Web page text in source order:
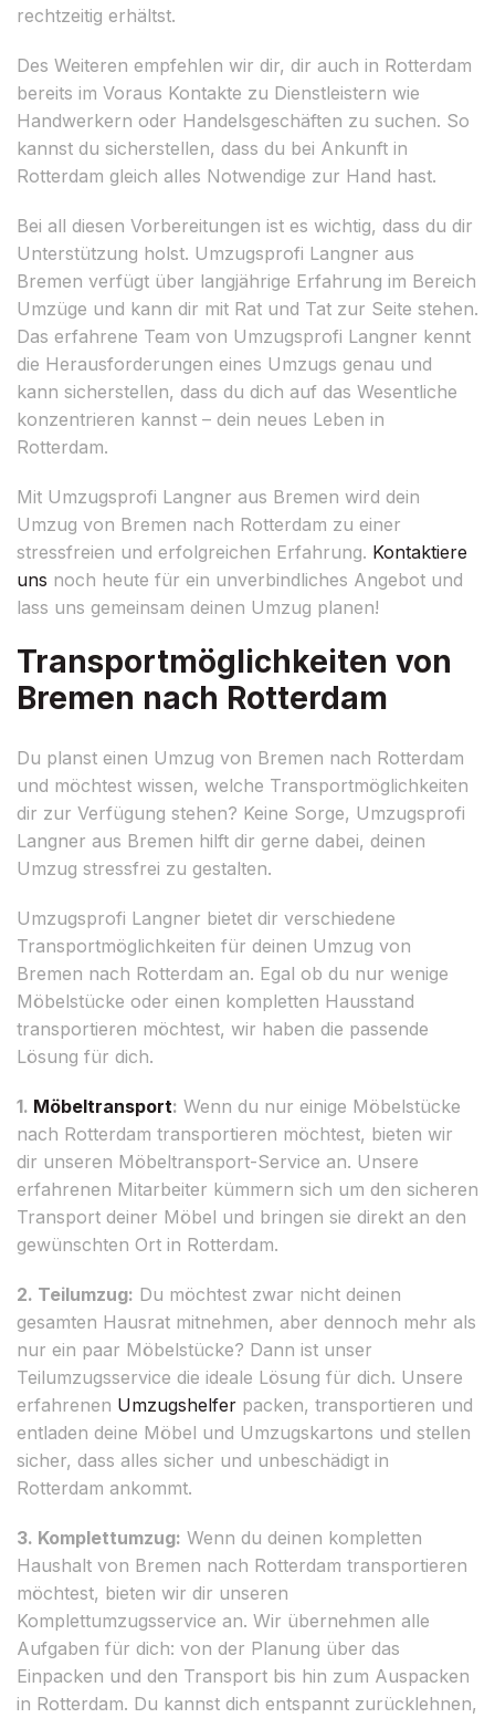
rechtzeitig erhältst.
Des Weiteren empfehlen wir dir, dir auch in Rotterdam
bereits im Voraus Kontakte zu Dienstleistern wie
Handwerkern oder Handelsgeschäften zu suchen. So
kannst du sicherstellen, dass du bei Ankunft in
Rotterdam gleich alles Notwendige zur Hand hast.
Bei all diesen Vorbereitungen ist es wichtig, dass du dir
Unterstützung holst. Umzugsprofi Langner aus
Bremen verfügt über langjährige Erfahrung im Bereich
Umzüge und kann dir mit Rat und Tat zur Seite stehen.
Das erfahrene Team von Umzugsprofi Langner kennt
die Herausforderungen eines Umzugs genau und
kann sicherstellen, dass du dich auf das Wesentliche
konzentrieren kannst – dein neues Leben in
Rotterdam.
Mit Umzugsprofi Langner aus Bremen wird dein
Umzug von Bremen nach Rotterdam zu einer
stressfreien und erfolgreichen Erfahrung. Kontaktiere
uns noch heute für ein unverbindliches Angebot und
lass uns gemeinsam deinen Umzug planen!
Transportmöglichkeiten von
Bremen nach Rotterdam
Du planst einen Umzug von Bremen nach Rotterdam
und möchtest wissen, welche Transportmöglichkeiten
dir zur Verfügung stehen? Keine Sorge, Umzugsprofi
Langner aus Bremen hilft dir gerne dabei, deinen
Umzug stressfrei zu gestalten.
Umzugsprofi Langner bietet dir verschiedene
Transportmöglichkeiten für deinen Umzug von
Bremen nach Rotterdam an. Egal ob du nur wenige
Möbelstücke oder einen kompletten Hausstand
transportieren möchtest, wir haben die passende
Lösung für dich.
1. Möbeltransport: Wenn du nur einige Möbelstücke
nach Rotterdam transportieren möchtest, bieten wir
dir unseren Möbeltransport-Service an. Unsere
erfahrenen Mitarbeiter kümmern sich um den sicheren
Transport deiner Möbel und bringen sie direkt an den
gewünschten Ort in Rotterdam.
2. Teilumzug: Du möchtest zwar nicht deinen
gesamten Hausrat mitnehmen, aber dennoch mehr als
nur ein paar Möbelstücke? Dann ist unser
Teilumzugsservice die ideale Lösung für dich. Unsere
erfahrenen Umzugshelfer packen, transportieren und
entladen deine Möbel und Umzugskartons und stellen
sicher, dass alles sicher und unbeschädigt in
Rotterdam ankommt.
3. Komplettumzug: Wenn du deinen kompletten
Haushalt von Bremen nach Rotterdam transportieren
möchtest, bieten wir dir unseren
Komplettumzugsservice an. Wir übernehmen alle
Aufgaben für dich: von der Planung über das
Einpacken und den Transport bis hin zum Auspacken
in Rotterdam. Du kannst dich entspannt zurücklehnen,